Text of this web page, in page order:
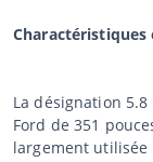
La désignation
Ford de 351
largement utilisée